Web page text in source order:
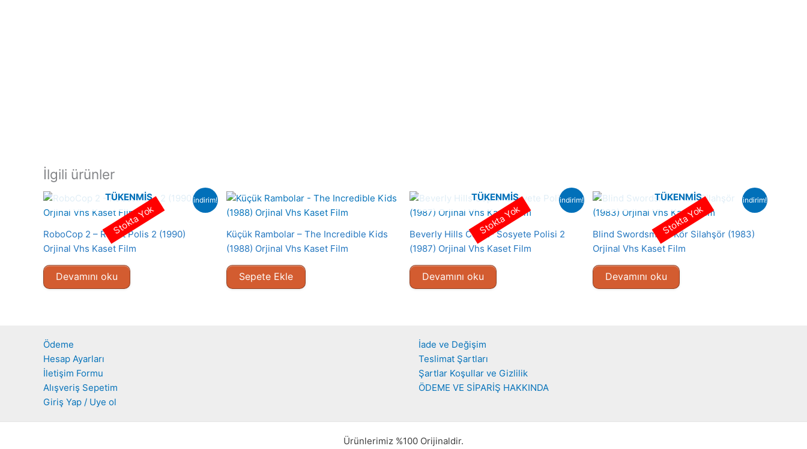
İlgili ürünler
indirim!
TÜKENMIŞ
RoboCop 2 – Robot Polis 2 (1990)
Orjinal Vhs Kaset Film
Devamını oku
Stokta Yok
Küçük Rambolar – The Incredible Kids
(1988) Orjinal Vhs Kaset Film
Sepete Ekle
indirim!
TÜKENMIŞ
Beverly Hills Cop II- Sosyete Polisi 2
(1987) Orjinal Vhs Kaset Film
Devamını oku
Stokta Yok
indirim!
TÜKENMIŞ
Blind Swordsman- Kör Silahşör (1983)
Orjinal Vhs Kaset Film
Devamını oku
Stokta Yok
Ödeme
Hesap Ayarları
İletişim Formu
Alışveriş Sepetim
Giriş Yap / Uye ol
İade ve Değişim
Teslimat Şartları
Şartlar Koşullar ve Gizlilik
ÖDEME VE SİPARİŞ HAKKINDA
Ürünlerimiz %100 Orijinaldir.